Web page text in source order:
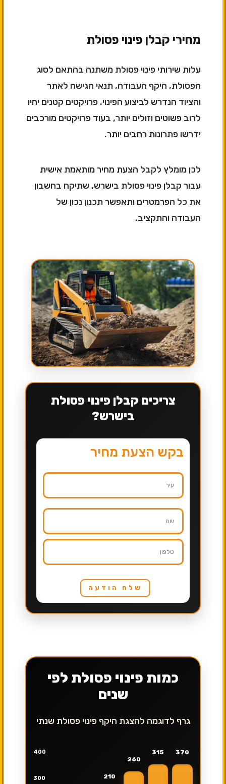
מחירי קבלן פינוי פסולת
עלות שירותי פינוי פסולת משתנה בהתאם לסוג
הפסולת, היקף העבודה, תנאי הגישה לאתר
והציוד הנדרש לביצוע הפינוי. פרויקטים קטנים יהיו
לרוב פשוטים וזולים יותר, בעוד פרויקטים מורכבים
ידרשו פתרונות רחבים יותר.
לכן מומלץ לקבל הצעת מחיר מותאמת אישית
עבור קבלן פינוי פסולת בישרש, שתיקח בחשבון
את כל הפרמטרים ותאפשר תכנון נכון של
העבודה והתקציב.
צריכים קבלן פינוי פסולת
בישרש?
בקש הצעת מחיר
שלח הודעה
כמות פינוי פסולת לפי
שנים
גרף לדוגמה להצגת היקף פינוי פסולת שנתי
400
300 210
260
315 370